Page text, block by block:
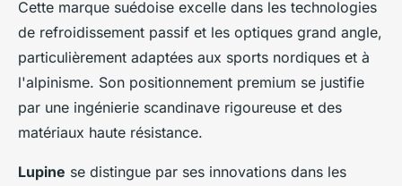
Cette marque suédoise excelle dans les technologies
de refroidissement passif et les optiques grand angle,
particulièrement adaptées aux sports nordiques et à
l'alpinisme. Son positionnement premium se justifie
par une ingénierie scandinave rigoureuse et des
matériaux haute résistance.
Lupine se distingue par ses innovations dans les